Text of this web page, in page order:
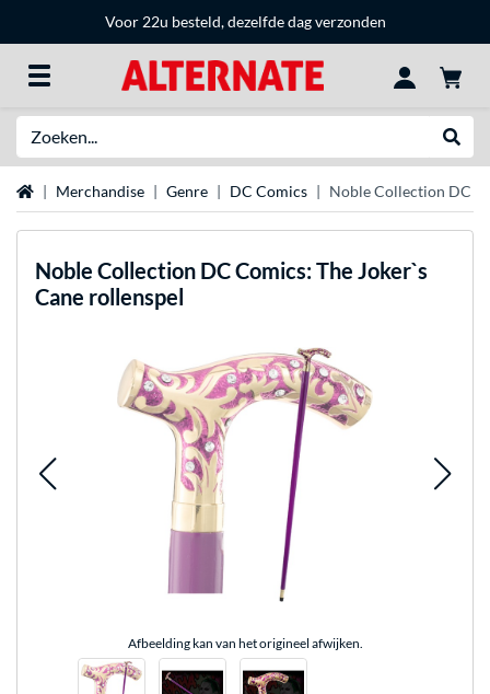
Voor 22u besteld, dezelfde dag verzonden
Home Merchandise Genre DC Comics Noble Collection DC
Noble Collection DC Comics: The Joker`s
Cane rollenspel
Afbeelding kan van het origineel afwijken.